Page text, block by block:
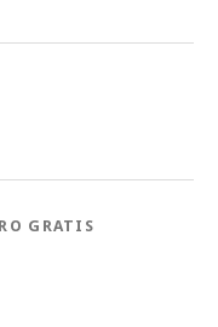
GRATIS